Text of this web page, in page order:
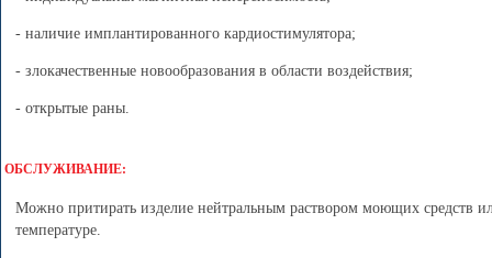
- наличие имплантированного кардиостимулятора;
- злокачественные новообразования в области воздействия;
- открытые раны.
ОБСЛУЖИВАНИЕ:
Можно притирать изделие нейтральным раствором моющих средств
температуре.